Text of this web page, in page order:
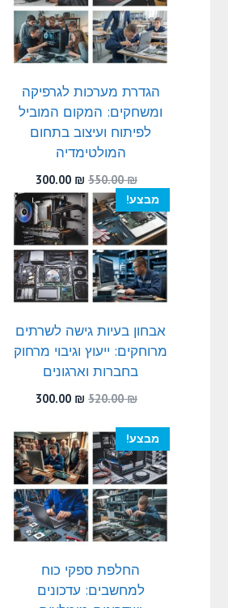
הגדרת מערכות לגרפיקה
ומשחקים: המקום המוביל
לפיתוח ועיצוב בתחום
המולטימדיה
550.00₪
המחיר
המקורי
היה:
550.00 ₪.
300.00 ₪
המחיר
הנוכחי
הוא:
300.00 ₪.
מבצע!
אבחון בעיות גישה לשרתים
מרוחקים: ייעוץ וגיבוי מרחוק
בחברות וארגונים
520.00₪
המחיר
היה:
520.00 ₪.
300.00 ₪
המחיר
הוא:
300.00 ₪.
מבצע!
החלפת ספקי כוח
למחשבים: עדכונים